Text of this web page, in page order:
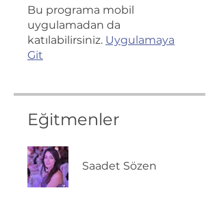
Bu programa mobil
uygulamadan da
katılabilirsiniz. Uygulamaya
Git
Eğitmenler
Saadet Sözen